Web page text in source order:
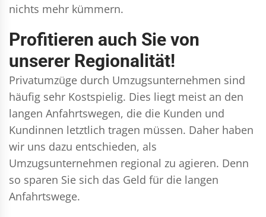
nichts mehr kümmern.
Profitieren auch Sie von
unserer Regionalität!
Privatumzüge durch Umzugsunternehmen sind
häufig sehr Kostspielig. Dies liegt meist an den
langen Anfahrtswegen, die die Kunden und
Kundinnen letztlich tragen müssen. Daher haben
wir uns dazu entschieden, als
Umzugsunternehmen regional zu agieren. Denn
so sparen Sie sich das Geld für die langen
Anfahrtswege.